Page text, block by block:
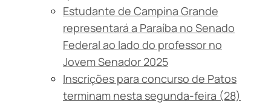
Estudante de Campina Grande
representará a Paraíba no Senado
Federal ao lado do professor no
Jovem Senador 2025
Inscrições para concurso de Patos
terminam nesta segunda-feira (28)